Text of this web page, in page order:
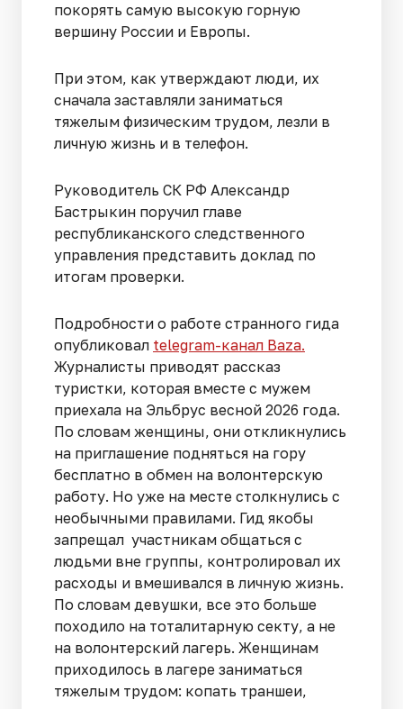
покорять самую высокую горную
вершину России и Европы.
При этом, как утверждают люди, их
сначала заставляли заниматься
тяжелым физическим трудом, лезли в
личную жизнь и в телефон.
Руководитель СК РФ Александр
Бастрыкин поручил главе
республиканского следственного
управления представить доклад по
итогам проверки.
Подробности о работе странного гида
опубликовал telegram-канал Baza.
Журналисты приводят рассказ
туристки, которая вместе с мужем
приехала на Эльбрус весной 2026 года.
По словам женщины, они откликнулись
на приглашение подняться на гору
бесплатно в обмен на волонтерскую
работу. Но уже на месте столкнулись с
необычными правилами. Гид якобы
запрещал участникам общаться с
людьми вне группы, контролировал их
расходы и вмешивался в личную жизнь.
По словам девушки, все это больше
походило на тоталитарную секту, а не
на волонтерский лагерь. Женщинам
приходилось в лагере заниматься
тяжелым трудом: копать траншеи,